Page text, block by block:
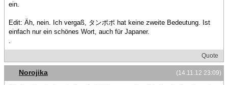
ein.
Edit: Äh, nein. Ich vergaß, タンポポ hat keine zweite Bedeutung. Ist
einfach nur ein schönes Wort, auch für Japaner.
.
Quote
(14.11.12 23:09)
Norojika